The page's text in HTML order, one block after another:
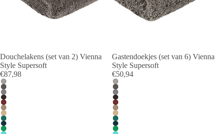
Douchelakens (set van 2) Vienna
Style Supersoft
€87,98
Gastendoekjes (set van 6) Vienna
Style Supersoft
€50,94